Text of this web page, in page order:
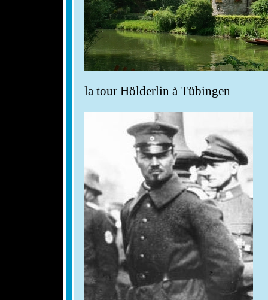
la tour Hölderlin à Tübingen